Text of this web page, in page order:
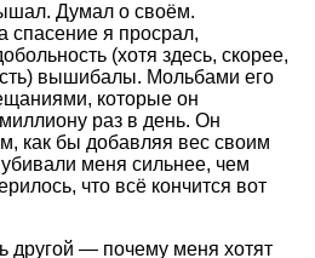
Думал о своём.
спасение я просрал,
(хотя здесь, скорее,
вышибалы. Мольбами его
которые он
раз в день. Он
как бы добавляя вес своим
меня сильнее, чем
что всё кончится вот
другой — почему меня хотят